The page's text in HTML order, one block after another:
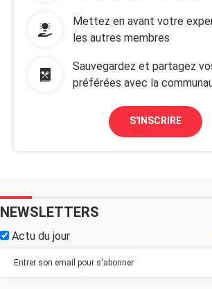
Mettez en avant votre
les autres membres
Sauvegardez et partagez
préférées avec la
S'INSCRIRE
NEWSLETTERS
Actu du jour